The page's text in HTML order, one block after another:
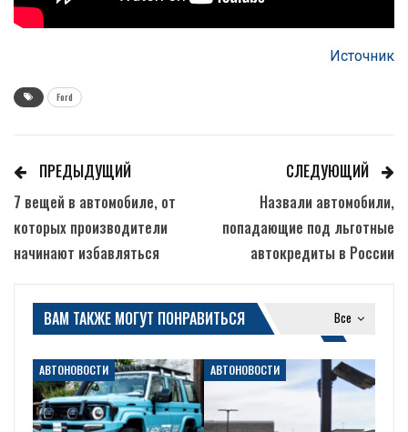
Источник
Ford
ПРЕДЫДУЩИЙ
7 вещей в автомобиле, от
которых производители
начинают избавляться
СЛЕДУЮЩИЙ
Назвали автомобили,
попадающие под льготные
автокредиты в России
Все
ВАМ ТАКЖЕ МОГУТ ПОНРАВИТЬСЯ
АВТОНОВОСТИ АВТОНОВОСТИ